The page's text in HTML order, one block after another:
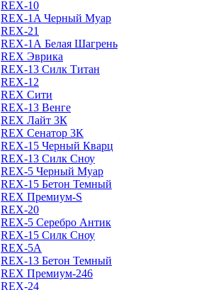
REX-10
REX-1A Черный Муар
REX-21
REX-1А Белая Шагрень
REX Эврика
REX-13 Силк Титан
REX-12
REX Сити
REX-13 Венге
REX Лайт 3К
REX Сенатор 3К
REX-15 Черный Кварц
REX-13 Силк Сноу
REX-5 Черный Муар
REX-15 Бетон Темный
REX Премиум-S
REX-20
REX-5 Серебро Антик
REX-15 Силк Сноу
REX-5А
REX-13 Бетон Темный
REX Премиум-246
REX-24